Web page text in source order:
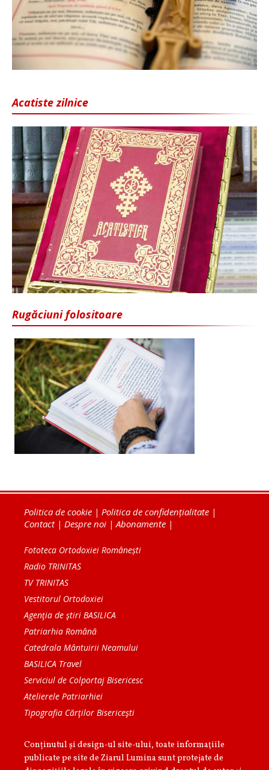
Acatiste zilnice
Rugăciuni folositoare
Politica de cookie | Politica de confidențialitate |
Contact| Despre noi |Abonamente |
Fototeca Ortodoxiei Românești
Radio TRINITAS
TV TRINITAS
Vestitorul Ortodoxiei
Agenţia de ştiri BASILICA
Patriarhia Română
Catedrala Mântuirii Neamului
BASILICA Travel
Serviciul de Colportaj Bisericesc
Atelierele Patriarhiei
Tipografia Cărţilor Bisericeşti
Conținutul și design-ul site-ului, toate informaţiile
publicate pe site de Ziarul Lumina sunt protejate de